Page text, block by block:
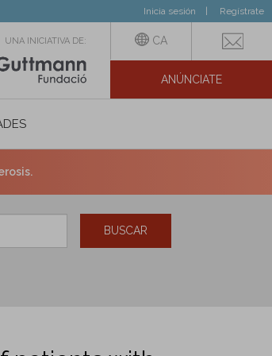
Inicia sesión Regístrate
UNA INICIATIVA DE: CA
ANÚNCIATE
BUSCAR